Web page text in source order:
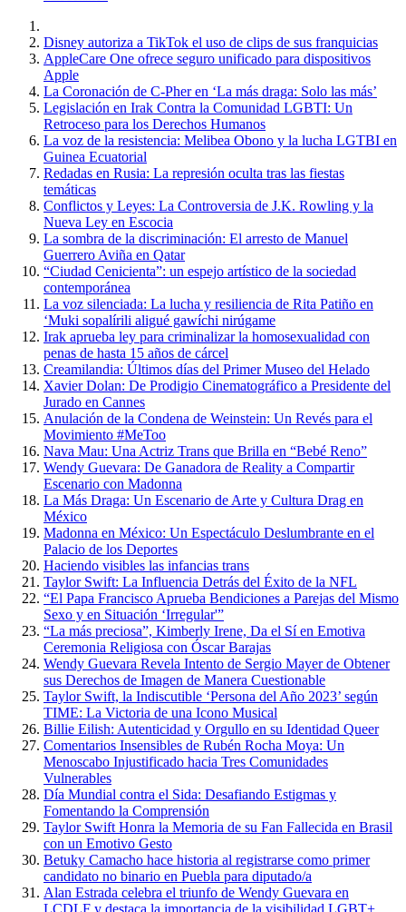
Disney autoriza a TikTok el uso de clips de sus franquicias
AppleCare One ofrece seguro unificado para dispositivos
Apple
La Coronación de C-Pher en ‘La más draga: Solo las más’
Legislación en Irak Contra la Comunidad LGBTI: Un
Retroceso para los Derechos Humanos
La voz de la resistencia: Melibea Obono y la lucha LGTBI en
Guinea Ecuatorial
Redadas en Rusia: La represión oculta tras las fiestas
temáticas
Conflictos y Leyes: La Controversia de J.K. Rowling y la
Nueva Ley en Escocia
La sombra de la discriminación: El arresto de Manuel
Guerrero Aviña en Qatar
“Ciudad Cenicienta”: un espejo artístico de la sociedad
contemporánea
La voz silenciada: La lucha y resiliencia de Rita Patiño en
‘Muki sopalírili aligué gawíchi nirúgame
Irak aprueba ley para criminalizar la homosexualidad con
penas de hasta 15 años de cárcel
Creamilandia: Últimos días del Primer Museo del Helado
Xavier Dolan: De Prodigio Cinematográfico a Presidente del
Jurado en Cannes
Anulación de la Condena de Weinstein: Un Revés para el
Movimiento #MeToo
Nava Mau: Una Actriz Trans que Brilla en “Bebé Reno”
Wendy Guevara: De Ganadora de Reality a Compartir
Escenario con Madonna
La Más Draga: Un Escenario de Arte y Cultura Drag en
México
Madonna en México: Un Espectáculo Deslumbrante en el
Palacio de los Deportes
Haciendo visibles las infancias trans
Taylor Swift: La Influencia Detrás del Éxito de la NFL
“El Papa Francisco Aprueba Bendiciones a Parejas del Mismo
Sexo y en Situación ‘Irregular'”
“La más preciosa”, Kimberly Irene, Da el Sí en Emotiva
Ceremonia Religiosa con Óscar Barajas
Wendy Guevara Revela Intento de Sergio Mayer de Obtener
sus Derechos de Imagen de Manera Cuestionable
Taylor Swift, la Indiscutible ‘Persona del Año 2023’ según
TIME: La Victoria de una Icono Musical
Billie Eilish: Autenticidad y Orgullo en su Identidad Queer
Comentarios Insensibles de Rubén Rocha Moya: Un
Menoscabo Injustificado hacia Tres Comunidades
Vulnerables
Día Mundial contra el Sida: Desafiando Estigmas y
Fomentando la Comprensión
Taylor Swift Honra la Memoria de su Fan Fallecida en Brasil
con un Emotivo Gesto
Betuky Camacho hace historia al registrarse como primer
candidato no binario en Puebla para diputado/a
Alan Estrada celebra el triunfo de Wendy Guevara en
LCDLF y destaca la importancia de la visibilidad LGBT+